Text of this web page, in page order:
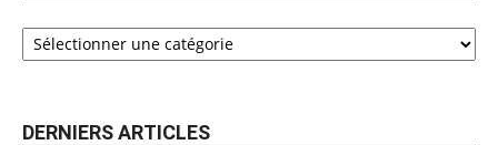
DERNIERS ARTICLES